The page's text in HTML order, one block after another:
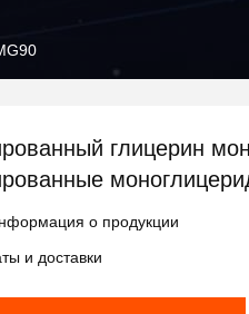
глицерин
о продукции
и доставки